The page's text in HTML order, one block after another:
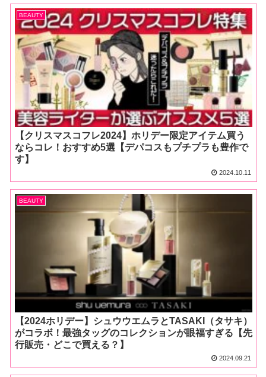
BEAUTY
【クリスマスコフレ2024】ホリデー限定アイテム買う
ならコレ！おすすめ5選【デパコスもプチプラも豊作で
す】
2024.10.11
BEAUTY
【2024ホリデー】シュウウエムラとTASAKI（タサキ）
がコラボ！最強タッグのコレクションが眼福すぎる【先
行販売・どこで買える？】
2024.09.21